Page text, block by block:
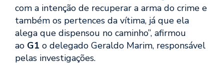
com a intenção de recuperar a arma do crime e
também os pertences da vítima, já que ela
alega que dispensou no caminho”, afirmou
ao G1 o delegado Geraldo Marim, responsável
pelas investigações.